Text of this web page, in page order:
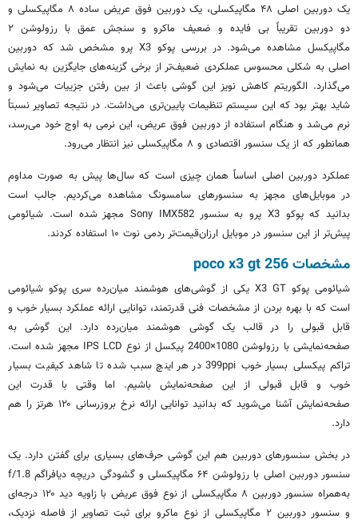
یک دوربین اصلی ۴۸ مگاپیکسلی، یک دوربین فوق عریض ساده ۸ مگاپیکسلی و
دو دوربین تقریباً بی فایده و ضعیف ماکرو و سنجش عمق با رزولوشن ۲
مگاپیکسل مشاهده می‌شود. در بررسی پوکو X3 پرو مشخص شد که دوربین
اصلی به شکلی محسوس عملکردی ضعیف‌تر از برخی گزینه‌های جایگزین به نمایش
می‌گذارد. الگوریتم کاهش نویز این گوشی باعث از بین رفتن جزییات می‌شود و
شاید بهتر بود که این سیستم تنظیمات پایین‌تری می‌داشت. در نتیجه تصاویر نسبتاً
نرم می‌شد و هنگام استفاده از دوربین فوق عریض، این نرمی به اوج خود می‌رسد،
همانطور که از یک سنسور اقتصادی و ۸ مگاپیکسلی نیز انتظار می‌رود.
عملکرد دوربین اصلی اساساً همان چیزی است که سال‌ها پیش به صورت مداوم
در موبایل‌های مجهز به سنسورهای سامسونگ مشاهده می‌کردیم. جالب است
بدانید که پوکو X3 پرو به سنسور Sony IMX582 مجهز شده است. شیائومی
پیش‌تر از این سنسور در موبایل ارزان‌قیمت‌تر ردمی نوت ۱۰ استفاده کردند.
مشخصات poco x3 gt 256
شیائومی پوکو X3 GT یکی از گوشی‌های هوشمند میان‌رده سری پوکو شیائومی
است که با بهره بردن از مشخصات فنی قدرتمند، توانایی ارائه عملکرد بسیار خوب و
قابل قبولی را در قالب یک گوشی هوشمند میان‌رده دارد. این گوشی به
صفحه‌نمایشی با رزولوشن 1080×2400 پیکسل از نوع IPS LCD مجهز شده است.
تراکم پیکسلی بسیار خوب 399ppi در هر اینچ سبب شده تا شاهد کیفیت بسیار
خوب و قابل قبولی از این صفحه‌نمایش باشیم. اما وقتی با قدرت این
صفحه‌نمایش آشنا می‌شوید که بدانید توانایی ارائه نرخ بروزرسانی ۱۲۰ هرتز را هم
دارد.
در بخش سنسورهای دوربین هم این گوشی حرف‌های بسیاری برای گفتن دارد. یک
سنسور دوربین اصلی با رزولوشن ۶۴ مگاپیکسلی و گشودگی دریچه دیافراگم f/1.8
به‌همراه سنسور دوربین ۸ مگاپیکسلی از نوع فوق عریض با زاویه دید ۱۲۰ درجه‌ای
و سنسور دوربین ۲ مگاپیکسلی از نوع ماکرو برای ثبت تصاویر از فاصله نزدیک،